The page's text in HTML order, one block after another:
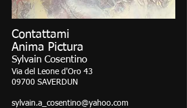
Contattami
Anima Pictura
Sylvain Cosentino
Via del Leone d'Oro 43
09700 SAVERDUN
sylvain.a_cosentino@yahoo.com